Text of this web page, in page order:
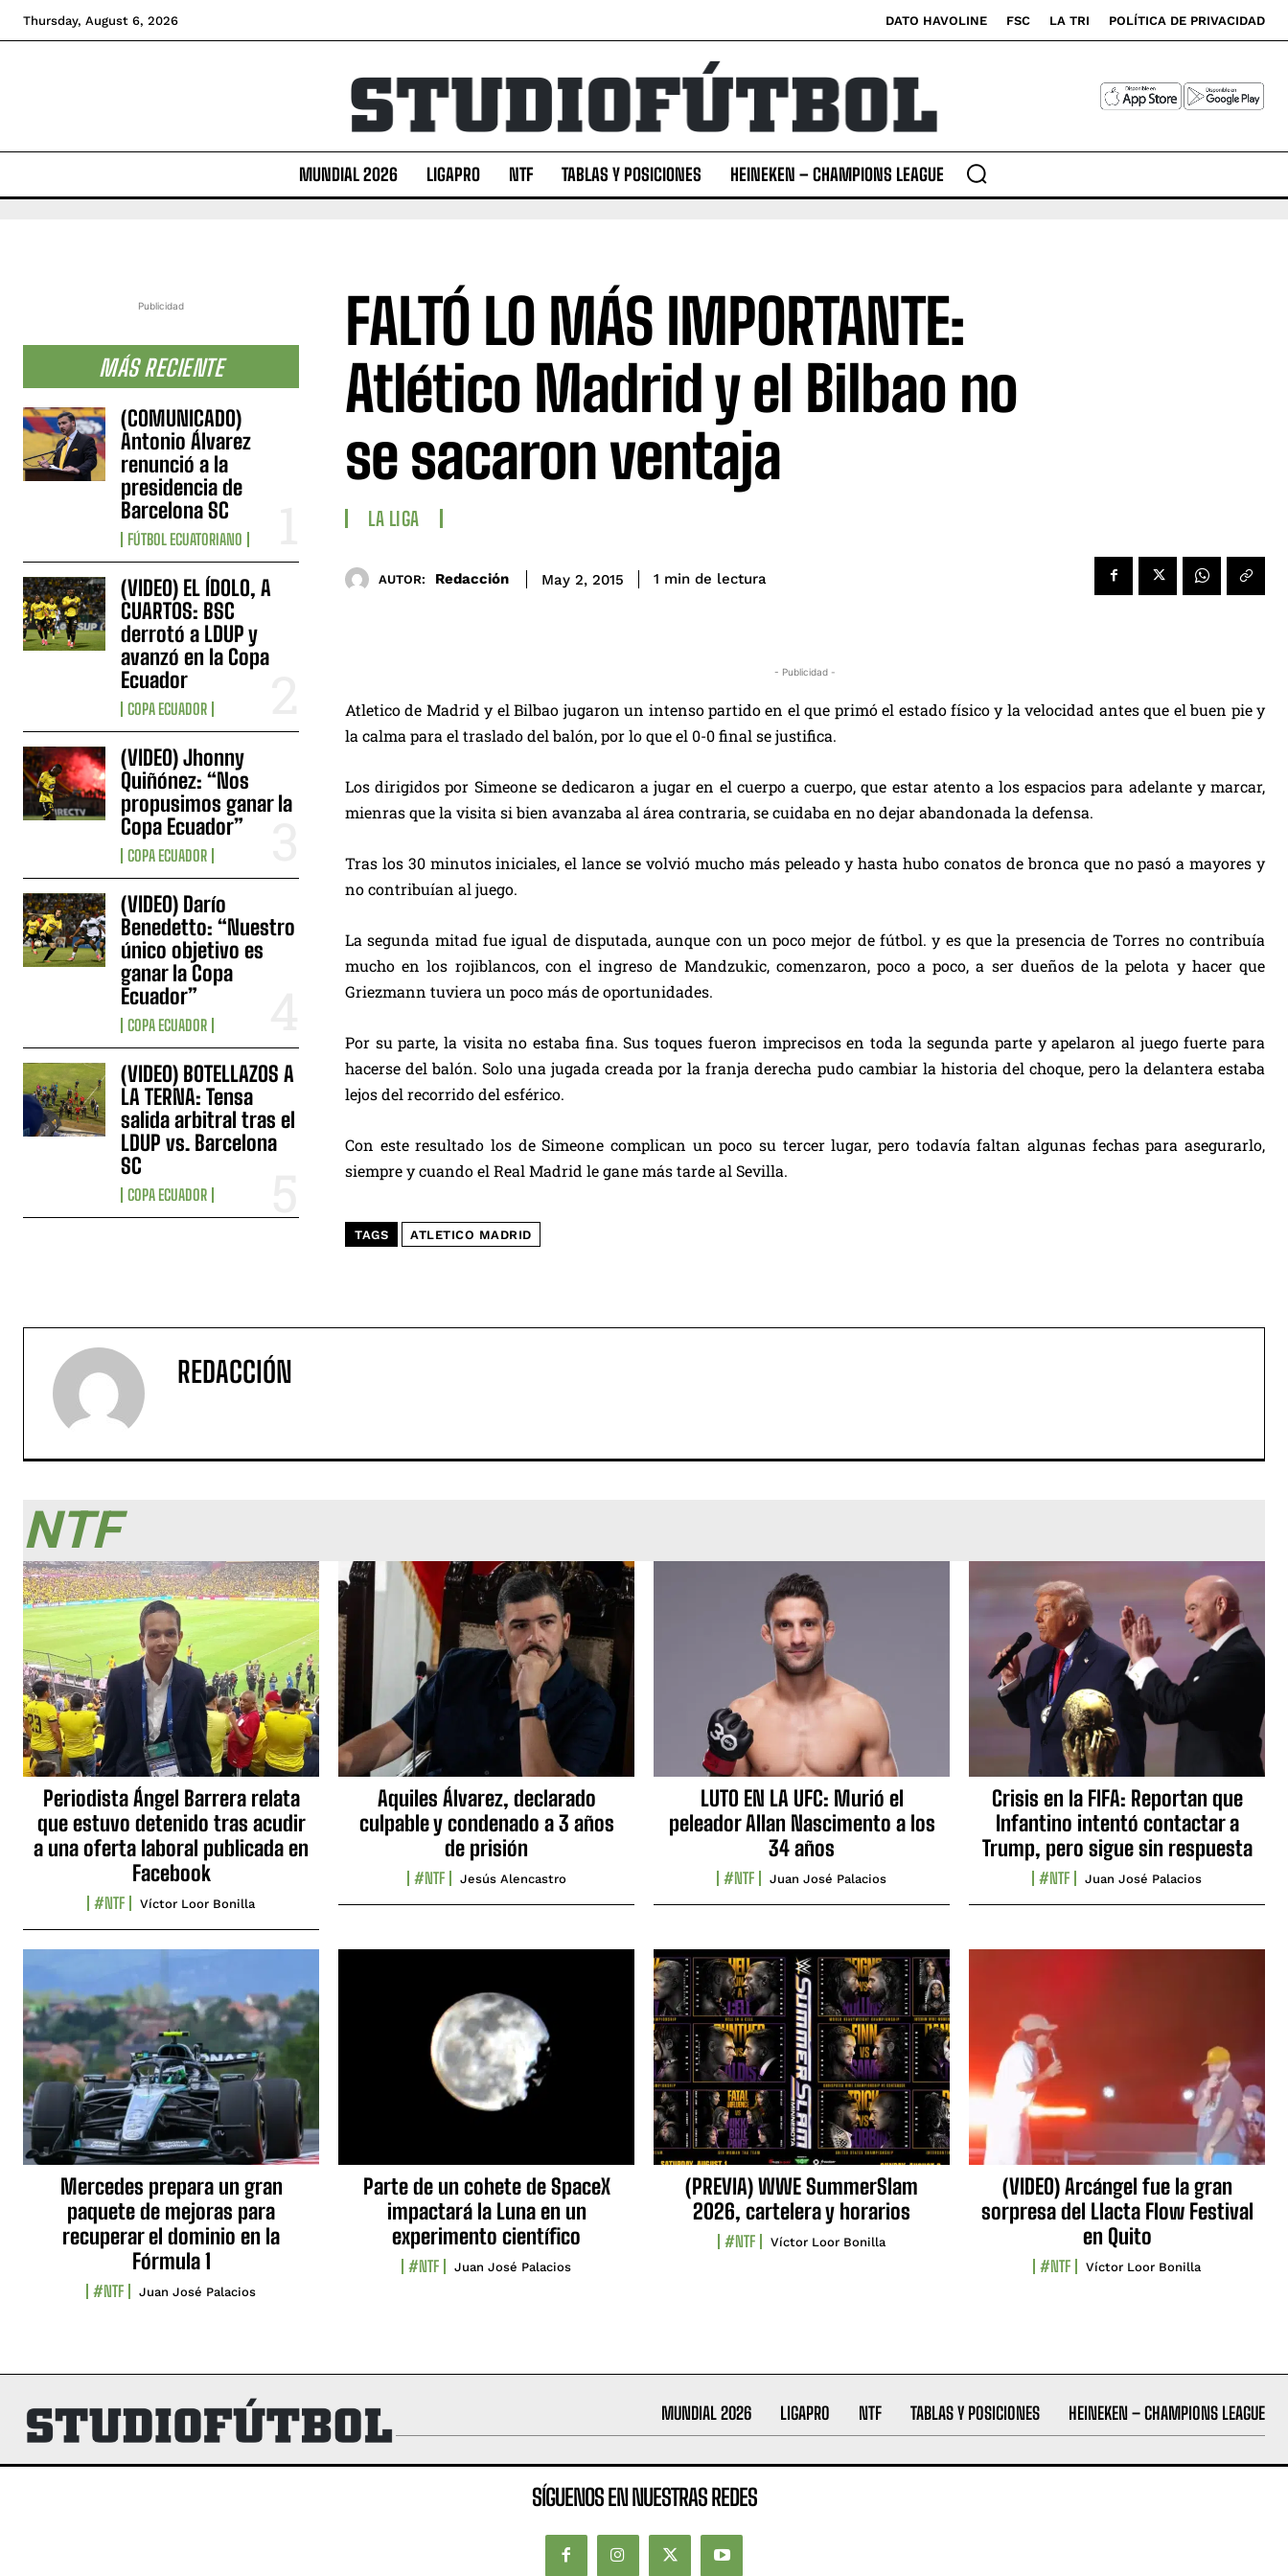
Thursday, August 6, 2026 DATO HAVOLINE FSC LA TRI POLÍTICA DE PRIVACIDAD
MUNDIAL 2026 LIGAPRO NTF TABLAS Y POSICIONES HEINEKEN – CHAMPIONS LEAGUE
Publicidad
MÁS RECIENTE
(COMUNICADO)
Antonio Álvarez
renunció a la
presidencia de
Barcelona SC
FÚTBOL ECUATORIANO
(VIDEO) EL ÍDOLO, A
CUARTOS: BSC
derrotó a LDUP y
avanzó en la Copa
Ecuador
COPA ECUADOR
(VIDEO) Jhonny
Quiñónez: “Nos
propusimos ganar la
Copa Ecuador”
COPA ECUADOR
(VIDEO) Darío
Benedetto: “Nuestro
único objetivo es
ganar la Copa
Ecuador”
COPA ECUADOR
(VIDEO) BOTELLAZOS A
LA TERNA: Tensa
salida arbitral tras el
LDUP vs. Barcelona
SC
COPA ECUADOR
FALTÓ LO MÁS IMPORTANTE:
Atlético Madrid y el Bilbao no
se sacaron ventaja
LA LIGA
AUTOR: Redacción May 2, 2015 1 min de lectura
- Publicidad -
Atletico de Madrid y el Bilbao jugaron un intenso partido en el que primó el estado físico y la velocidad antes que el buen pie y
la calma para el traslado del balón, por lo que el 0-0 final se justifica.
Los dirigidos por Simeone se dedicaron a jugar en el cuerpo a cuerpo, que estar atento a los espacios para adelante y marcar,
mienras que la visita si bien avanzaba al área contraria, se cuidaba en no dejar abandonada la defensa.
Tras los 30 minutos iniciales, el lance se volvió mucho más peleado y hasta hubo conatos de bronca que no pasó a mayores y
no contribuían al juego.
La segunda mitad fue igual de disputada, aunque con un poco mejor de fútbol. y es que la presencia de Torres no contribuía
mucho en los rojiblancos, con el ingreso de Mandzukic, comenzaron, poco a poco, a ser dueños de la pelota y hacer que
Griezmann tuviera un poco más de oportunidades.
Por su parte, la visita no estaba fina. Sus toques fueron imprecisos en toda la segunda parte y apelaron al juego fuerte para
hacerse del balón. Solo una jugada creada por la franja derecha pudo cambiar la historia del choque, pero la delantera estaba
lejos del recorrido del esférico.
Con este resultado los de Simeone complican un poco su tercer lugar, pero todavía faltan algunas fechas para asegurarlo,
siempre y cuando el Real Madrid le gane más tarde al Sevilla.
TAGS ATLETICO MADRID
REDACCIÓN
NTF
Periodista Ángel Barrera relata
que estuvo detenido tras acudir
a una oferta laboral publicada en
Facebook
#NTF Víctor Loor Bonilla
Aquiles Álvarez, declarado
culpable y condenado a 3 años
de prisión
#NTF Jesús Alencastro
LUTO EN LA UFC: Murió el
peleador Allan Nascimento a los
34 años
#NTF Juan José Palacios
Crisis en la FIFA: Reportan que
Infantino intentó contactar a
Trump, pero sigue sin respuesta
#NTF Juan José Palacios
Mercedes prepara un gran
paquete de mejoras para
recuperar el dominio en la
Fórmula 1
#NTF Juan José Palacios
Parte de un cohete de SpaceX
impactará la Luna en un
experimento científico
#NTF Juan José Palacios
(PREVIA) WWE SummerSlam
2026, cartelera y horarios
#NTF Víctor Loor Bonilla
(VIDEO) Arcángel fue la gran
sorpresa del Llacta Flow Festival
en Quito
#NTF Víctor Loor Bonilla
MUNDIAL 2026 LIGAPRO NTF TABLAS Y POSICIONES HEINEKEN – CHAMPIONS LEAGUE
SÍGUENOS EN NUESTRAS REDES